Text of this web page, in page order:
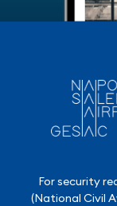
For security
(National Civil